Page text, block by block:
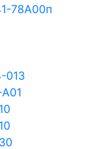
78A00п
013